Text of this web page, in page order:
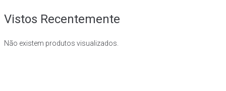
Vistos Recentemente
Não existem produtos visualizados.